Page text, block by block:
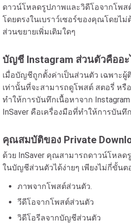
ดาวน์โหลดรูปภาพและวิดีโอจากโพ
โดยตรงในเบราว์เซอร์ของคุณโดยไ
ส่วนขยายเพิ่มเติมใดๆ
บัญชี Instagram ส่วนตัวคืออะ
เมื่อบัญชีถูกตั้งค่าเป็นส่วนตัว เฉพาะ
เท่านั้นที่จะสามารถดูโพสต์ สตอรี่ ห
ทำให้การบันทึกเนื้อหาจาก
InSaver คือเครื่องมือที่ทำให้การบันทึ
คุณสมบัติของ Private
ด้วย InSaver คุณสามารถดาวน์โหล
ในบัญชีส่วนตัวได้ง่ายๆ เพียงไม่กี่ขั้นต
ภาพจากโพสต์ส่วนตัว.
วีดีโอจากโพสต์ส่วนตัว
วิดีโอรีลจากบัญชีส่วนตัว